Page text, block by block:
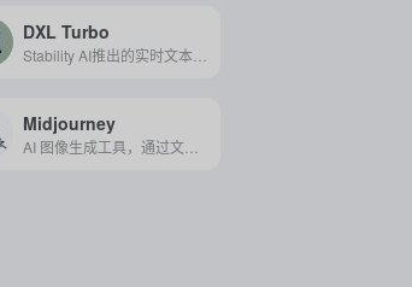
DXL Turbo
Midjourney